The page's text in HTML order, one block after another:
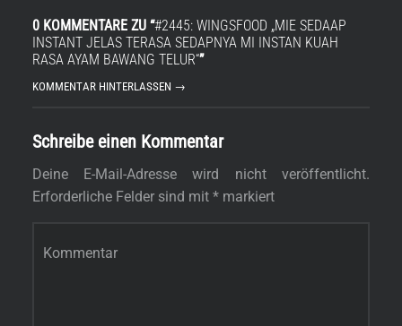
0 KOMMENTARE ZU “#2445: WINGSFOOD „MIE SEDAAP
INSTANT JELAS TERASA SEDAPNYA MI INSTAN KUAH
RASA AYAM BAWANG TELUR“”
KOMMENTAR HINTERLASSEN →
Schreibe einen Kommentar
Deine E-Mail-Adresse wird nicht veröffentlicht.
Erforderliche Felder sind mit *markiert